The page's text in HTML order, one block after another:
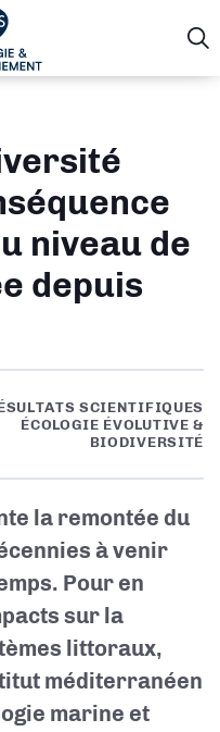
niveau de
depuis
SCIENTIFIQUES
ÉCOLOGIE ÉVOLUTIVE &
BIODIVERSITÉ
la remontée du
à venir
Pour en
sur la
littoraux,
méditerranéen
marine et